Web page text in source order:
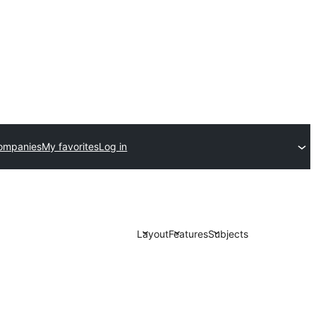
My favoritesLog in
LayoutFeaturesSubjects